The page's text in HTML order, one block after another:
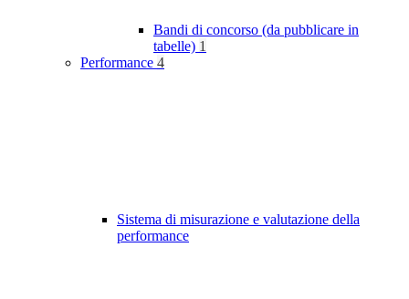
Bandi di concorso (da pubblicare in
tabelle) 1
Performance 4
Sistema di misurazione e valutazione della
performance